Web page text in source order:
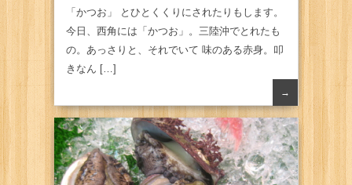
「かつお」 とひとくくりにされたりもします。
今日、西角には「かつお」。三陸沖でとれたも
の。あっさりと、それでいて 味のある赤身。叩
きなん […]
→